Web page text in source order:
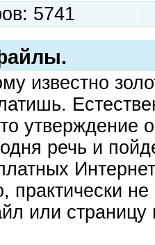
5741
известно
утверждение
речь и
не
или страницу